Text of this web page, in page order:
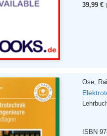
39,99 €
Ose,
ISBN